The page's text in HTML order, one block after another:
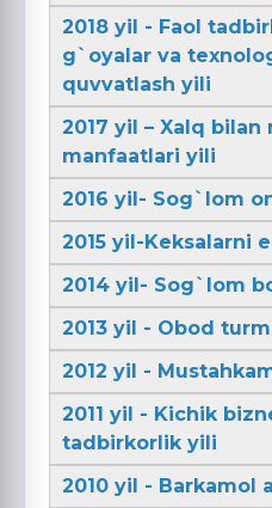
2018 yil - Faol
g`oyalar va
quvvatlash yili
2017 yil – Xalq
manfaatlari yili
2016 yil- Sog`lom
2015 yil-Keksalarni
2014 yil- Sog`lom
2013 yil - Obod
2012 yil -
2011 yil - Kichik
tadbirkorlik yili
2010 yil - Barkamol